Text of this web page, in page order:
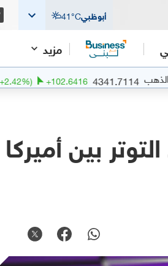
أبوظبي 41°C
مزيد
4341.7114
+102.6416
+2.42%)
بين أميركا